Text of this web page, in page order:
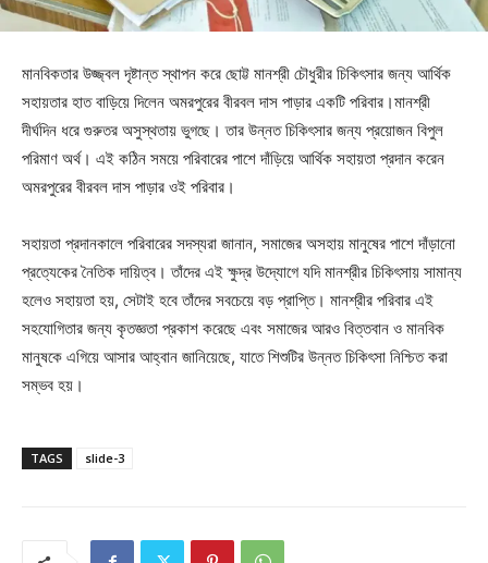
মানবিকতার উজ্জ্বল দৃষ্টান্ত স্থাপন করে ছোট্ট মানশ্রী চৌধুরীর চিকিৎসার জন্য আর্থিক
সহায়তার হাত বাড়িয়ে দিলেন অমরপুরের বীরবল দাস পাড়ার একটি পরিবার।মানশ্রী
দীর্ঘদিন ধরে গুরুতর অসুস্থতায় ভুগছে। তার উন্নত চিকিৎসার জন্য প্রয়োজন বিপুল
পরিমাণ অর্থ। এই কঠিন সময়ে পরিবারের পাশে দাঁড়িয়ে আর্থিক সহায়তা প্রদান করেন
অমরপুরের বীরবল দাস পাড়ার ওই পরিবার।
সহায়তা প্রদানকালে পরিবারের সদস্যরা জানান, সমাজের অসহায় মানুষের পাশে দাঁড়ানো
প্রত্যেকের নৈতিক দায়িত্ব। তাঁদের এই ক্ষুদ্র উদ্যোগে যদি মানশ্রীর চিকিৎসায় সামান্য
হলেও সহায়তা হয়, সেটাই হবে তাঁদের সবচেয়ে বড় প্রাপ্তি। মানশ্রীর পরিবার এই
সহযোগিতার জন্য কৃতজ্ঞতা প্রকাশ করেছে এবং সমাজের আরও বিত্তবান ও মানবিক
মানুষকে এগিয়ে আসার আহ্বান জানিয়েছে, যাতে শিশুটির উন্নত চিকিৎসা নিশ্চিত করা
সম্ভব হয়।
TAGS slide-3